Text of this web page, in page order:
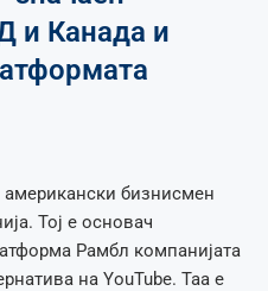
и Канада и
бизнисмен
Тој е основач
Рамбл компанијата
на YouTube. Таа е